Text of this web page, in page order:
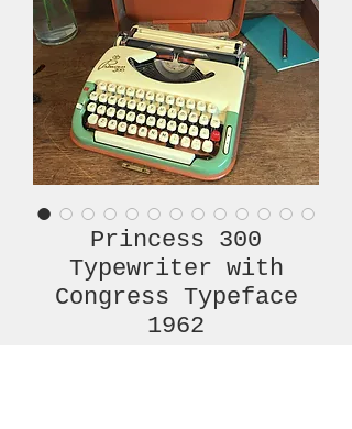
Princess 300
Typewriter with
Congress Typeface
1962